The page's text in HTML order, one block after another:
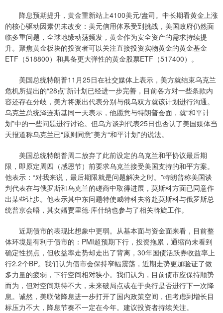
降息预期提升，黄金重新站上4100美元/盎司。中长期看黄金上涨
的核心驱动因素仍未改变：美元信用体系受到挑战，美国政府仍然面
临多重问题，全球地缘动荡频发，黄金作为安全资产的需求持续提
升。聚焦黄金板块的投资者可以关注直接投资实物黄金的黄金基金
ETF（518800）和具备更大弹性的黄金股票ETF（517400）。
美国总统特朗普11月25日在社交媒体上表示，美方就结束乌克兰
危机所提出的“28点”新计划已经进一步完善，目前各方对一些条款内
容还存在分歧，美方将派出代表分别与俄乌双方就该计划进行沟通。
乌克兰总统泽连斯基同一天表示，他愿意与特朗普会面，就“和平计
划”中的一些问题进行讨论。但乌方谈判代表25日也否认了美国媒体当
天报道称乌克兰已“原则同意”美方“和平计划”的说法。
美国总统特朗普周二放弃了此前设定的乌克兰和平协议最后期
限，即原定周四（感恩节）前要求乌克兰接受美国支持的和平方案。
他表示：“对我来说，最后期限就是问题解决之时。”特朗普称美国谈
判代表在与俄罗斯和乌克兰的磋商中取得进展，莫斯科方面已同意作
出某些让步。他表示其中东问题特使威特科夫将赴莫斯科与俄罗斯总
统普京会晤，其女婿贾里德·库什纳也参与了相关斡旋工作。
近期债市的表现比想象中更弱。从基本面与资金面来看，目前整
体环境是有利于债市的：PMI超预期下行，投资拖累，通缩尚未看到
确定性拐点，但收益率走势却走出了背离，30年国债活跃券收益率上
行2.2个BP。我们认为债市会保持窄幅震荡，近期走势更加验证了做
多力量的疲弱，下行空间相对狭小。我们认为，目前债市应保持顺势
而为，但对空间期待不大，未来破局点或在于央行是否进行下一次降
息。诚然，美联储降息进一步打开了国内政策空间，但考虑到增长目
标压力不大，降息节奏不一定在今年。建议投资者持续关注。